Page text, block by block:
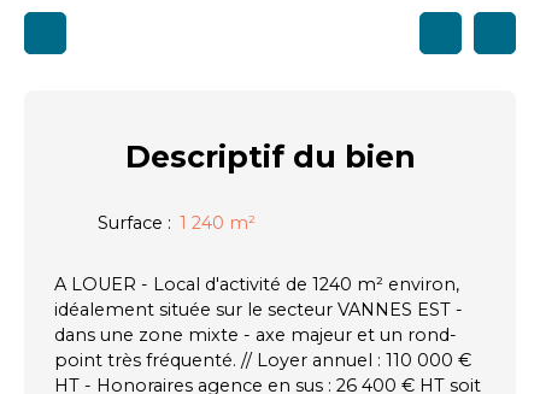
Descriptifdu bien
Surface : 1 240 m²
A LOUER - Local d'activité de 1240 m² environ,
idéalement située sur le secteur VANNES EST -
dans une zone mixte - axe majeur et un rond-
point très fréquenté. // Loyer annuel : 110 000 €
HT - Honoraires agence en sus : 26 400 € HT soit